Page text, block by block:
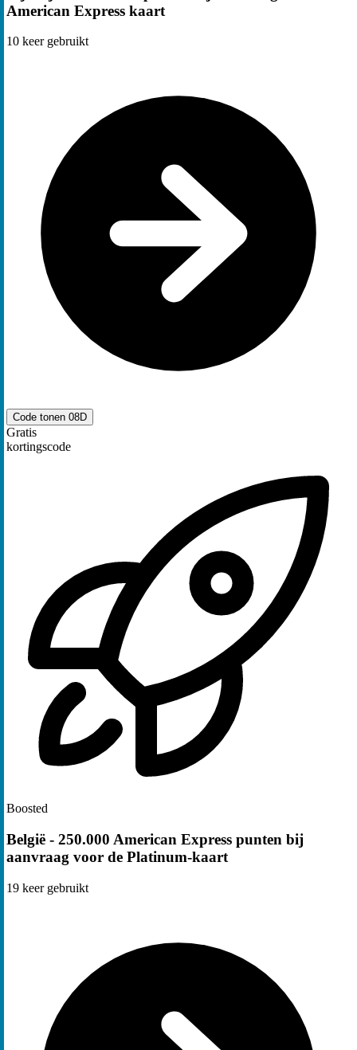
American Express kaart
10 keer gebruikt
Code tonen 08D
Gratis
kortingscode
Boosted
België - 250.000 American Express punten bij
aanvraag voor de Platinum-kaart
19 keer gebruikt